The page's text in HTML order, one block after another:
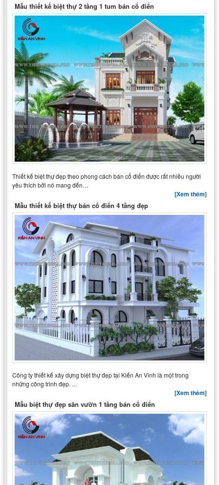
Mẫu thiết kế biệt thự 2 tầng 1 tum bán cổ điển
Thiết kế biệt thự đẹp theo phong cách bán cổ điển được rất nhiều người
yêu thích bởi nó mang đến…
[Xem thêm]
Mẫu thiết kế biệt thự bán cổ điển 4 tầng đẹp
Công ty thiết kế xây dựng biệt thự đẹp tại Kiến An Vinh là một trong
những công trình đẹp. …
[Xem thêm]
Mẫu biệt thự đẹp sân vườn 1 tầng bán cổ điển